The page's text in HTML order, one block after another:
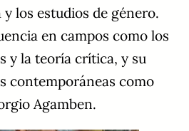
los estudios de género.
en campos como los
y la teoría crítica, y su
contemporáneas como
Agamben.